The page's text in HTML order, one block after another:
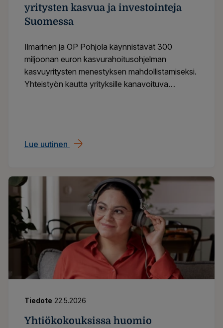
yritysten kasvua ja investointeja
Suomessa
Ilmarinen ja OP Pohjola käynnistävät 300
miljoonan euron kasvurahoitusohjelman
kasvuyritysten menestyksen mahdollistamiseksi.
Yhteistyön kautta yrityksille kanavoituva
Lue uutinen Ilmarinen ja OP Pohjola: 300 miljoonaa
Tiedote 22.5.2026
Yhtiökokouksissa huomio